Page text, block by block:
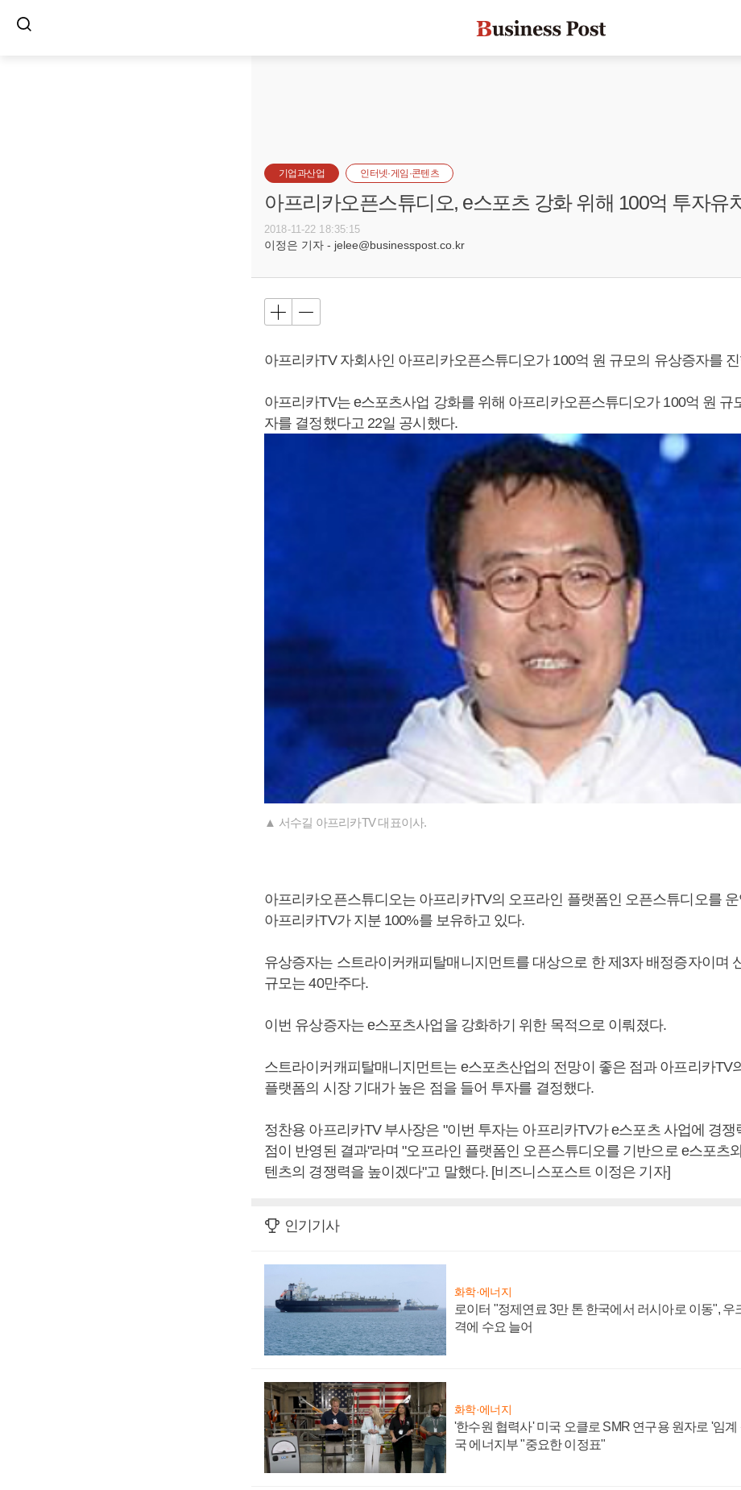
기업과산업 인터넷·게임·콘텐츠
아프리카오픈스튜디오, e스포츠 강화 위해 100억 투자유
2018-11-22 18:35:15
이정은 기자 - jelee@businesspost.co.kr
아프리카TV 자회사인 아프리카오픈스튜디오가 100억 원 규모의 유상증자를
아프리카TV는 e스포츠사업 강화를 위해 아프리카오픈스튜디오가 100억 원 규
자를 결정했다고 22일 공시했다.
▲ 서수길 아프리카TV 대표이사.
아프리카오픈스튜디오는 아프리카TV의 오프라인 플랫폼인 오픈스튜디오를
아프리카TV가 지분 100%를 보유하고 있다.
유상증자는 스트라이커캐피탈매니지먼트를 대상으로 한 제3자 배정증자이며
규모는 40만주다.
이번 유상증자는 e스포츠사업을 강화하기 위한 목적으로 이뤄졌다.
스트라이커캐피탈매니지먼트는 e스포츠산업의 전망이 좋은 점과 아프리카TV
플랫폼의 시장 기대가 높은 점을 들어 투자를 결정했다.
정찬용 아프리카TV 부사장은 "이번 투자는 아프리카TV가 e스포츠 사업에 경쟁
점이 반영된 결과"라며 "오프라인 플랫폼인 오픈스튜디오를 기반으로 e스포츠
텐츠의 경쟁력을 높이겠다"고 말했다. [비즈니스포스트 이정은 기자]
인기기사
화학·에너지
로이터 "정제연료 3만 톤 한국에서 러시아로 이동", 우
격에 수요 늘어
화학·에너지
'한수원 협력사' 미국 오클로 SMR 연구용 원자로 '임계
국 에너지부 "중요한 이정표"